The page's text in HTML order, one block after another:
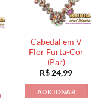
Cabedal em V
Flor Furta-Cor
(Par)
R$ 24,99
ADICIONAR